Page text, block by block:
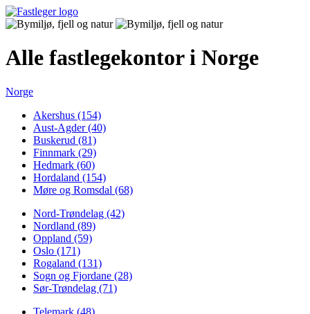
Alle fastlegekontor i Norge
Norge
Akershus (154)
Aust-Agder (40)
Buskerud (81)
Finnmark (29)
Hedmark (60)
Hordaland (154)
Møre og Romsdal (68)
Nord-Trøndelag (42)
Nordland (89)
Oppland (59)
Oslo (171)
Rogaland (131)
Sogn og Fjordane (28)
Sør-Trøndelag (71)
Telemark (48)